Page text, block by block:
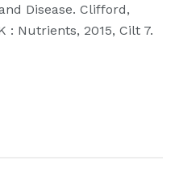
Disease. Clifford,
: Nutrients, 2015, Cilt 7.